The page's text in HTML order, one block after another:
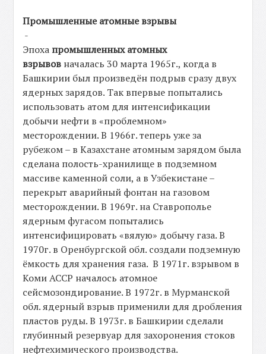
Промышленные атомные взрывы
-
Эпоха промышленных атомных
взрывов началась 30 марта 1965г., когда в
Башкирии был произведён подрыв сразу двух
ядерных зарядов. Так впервые попытались
использовать атом для интенсификации
добычи нефти в «проблемном»
месторождении. В 1966г. теперь уже за
рубежом – в Казахстане атомным зарядом была
сделана полость-хранилище в подземном
массиве каменной соли, а в Узбекистане –
перекрыт аварийный фонтан на газовом
месторождении. В 1969г. на Ставрополье
ядерным фугасом попытались
интенсифицировать «вялую» добычу газа. В
1970г. в Оренбургской обл. создали подземную
ёмкость для хранения газа. В 1971г. взрывом в
Коми АССР началось атомное
сейсмозондирование. В 1972г. в Мурманской
обл. ядерный взрыв применили для дробления
пластов руды. В 1973г. в Башкирии сделали
глубинный резервуар для захоронения стоков
нефтехимического производства.